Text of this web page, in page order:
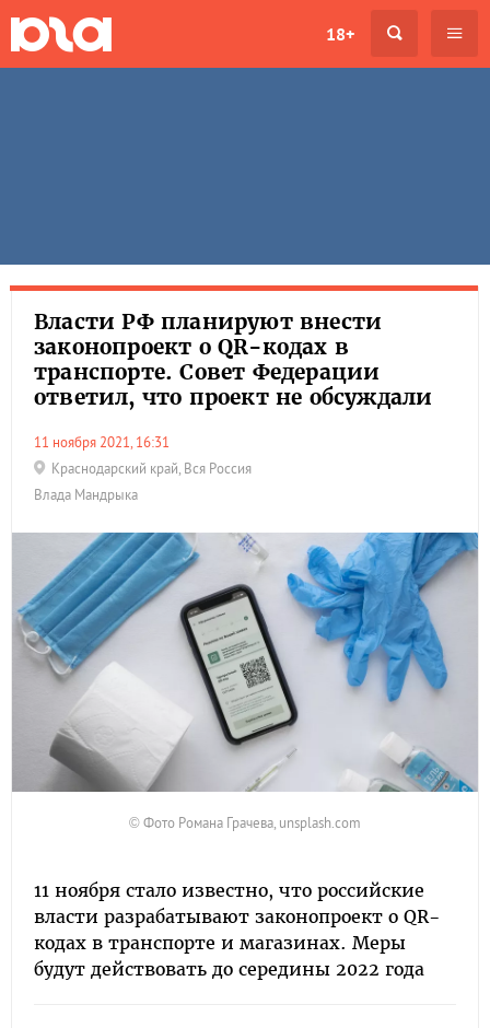
18+
Власти РФ планируют внести
законопроект о QR-кодах в
транспорте. Совет Федерации
ответил, что проект не обсуждали
11 ноября 2021, 16:31
Краснодарский край, Вся Россия
Влада Мандрыка
© Фото Романа Грачева, unsplash.com
11 ноября стало известно, что российские
власти разрабатывают законопроект о QR-
кодах в транспорте и магазинах. Меры
будут действовать до середины 2022 года